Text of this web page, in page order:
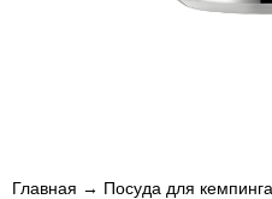
Главная → Посуда для кемпинга